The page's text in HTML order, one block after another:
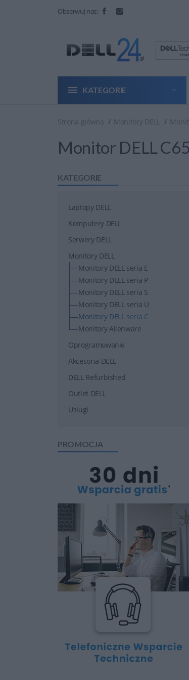
Obserwuj nas:
KATEGORIE
Strona główna Monitory DELL
Monitor DELL
KATEGORIE
Laptopy DELL
Komputery DELL
Serwery DELL
Monitory DELL
Monitory DELL seria E
Monitory DELL seria P
Monitory DELL seria S
Monitory DELL seria U
Monitory DELL seria C
Monitory Alienware
Oprogramowanie
Akcesoria DELL
DELL Refurbished
Outlet DELL
Usługi
PROMOCJA